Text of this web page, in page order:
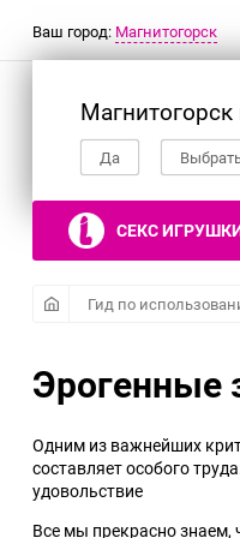
Ваш город: Магнитогорск
Да
Вибраторы
Реалистичные
Вибраторы для пар
СЕКС
Ролевые костюмы
Костюм горничной
Костюм медсестры
Наручники, манжеты
Гели, смазки и
Съедобные гели и
Гели и смазки для
вагинального секса
Настольные
Гид по
Эрогенные
Одним из важнейших
составляет особого
удовольствие
Все мы прекрасно знаем,